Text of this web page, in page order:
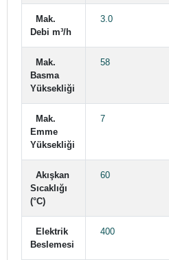
Mak.
Debi m³/h
3.0
Mak.
Basma
Yüksekliği
58
Mak.
Emme
Yüksekliği
7
Akışkan
Sıcaklığı
(°C)
60
Elektrik
Beslemesi
400